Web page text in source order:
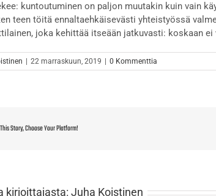
kuntoutuminen on paljon muutakin kuin vain
teen töitä ennaltaehkäisevästi yhteistyössä
joka kehittää itseään jatkuvasti: koskaan
22 marraskuun, 2019 0 Kommenttia
Story, Choose Your Platform!
kirjoittajasta: Juha Koistinen